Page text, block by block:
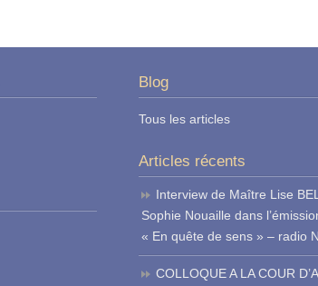
Blog
Tous les articles
Articles récents
Interview de Maître Lise
Sophie Nouaille dans
« En quête de sens » – radio
COLLOQUE A LA COUR